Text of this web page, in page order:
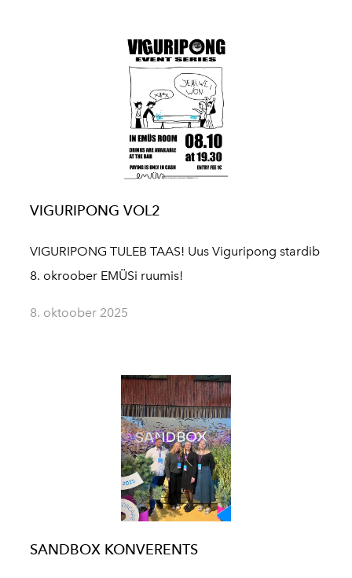
VIGURIPONG VOL2
VIGURIPONG TULEB TAAS! Uus Viguripong stardib
8. okroober EMÜSi ruumis!
8. oktoober 2025
SANDBOX KONVERENTS